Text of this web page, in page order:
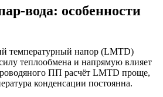
вода: особенности
температурный напор (LMTD)
теплообмена и напрямую влияет
ПП расчёт LMTD проще,
конденсации постоянна.